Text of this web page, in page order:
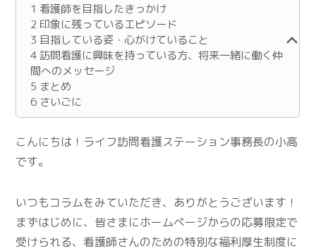
1 看護師を目指したきっかけ
2 印象に残っているエピソード
3 目指している姿・心がけていること
4 訪問看護に興味を持っている方、将来一緒に働く仲
間へのメッセージ
5 まとめ
6 さいごに
こんにちは！ライフ訪問看護ステーション事務長の小高
です。
いつもコラムをみていただき、ありがとうございます！
まずはじめに、皆さまにホームページからの応募限定で
受けられる、看護師さんのための特別な福利厚生制度に